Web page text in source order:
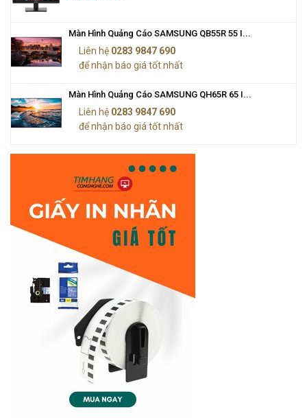
Màn Hình Quảng Cáo SAMSUNG QB55R 55 I...
Liên hệ 0283 9847 690
để nhận báo giá tốt nhất
Màn Hình Quảng Cáo SAMSUNG QH65R 65 I...
Liên hệ 0283 9847 690
để nhận báo giá tốt nhất